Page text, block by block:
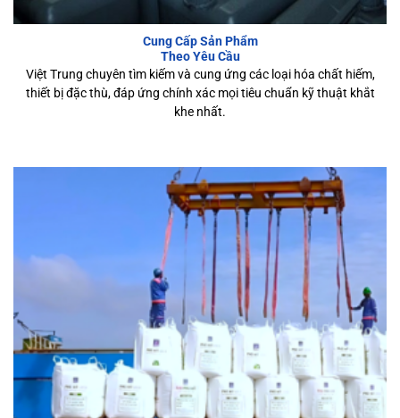
Cung Cấp Sản Phẩm
Theo Yêu Cầu
Việt Trung chuyên tìm kiếm và cung ứng các loại hóa chất hiếm,
thiết bị đặc thù, đáp ứng chính xác mọi tiêu chuẩn kỹ thuật khắt
khe nhất.